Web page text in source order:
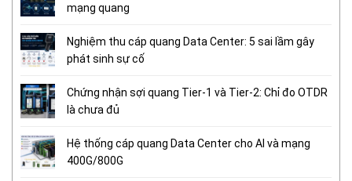
mạng quang
Nghiệm thu cáp quang Data Center: 5 sai lầm gây
phát sinh sự cố
Chứng nhận sợi quang Tier-1 và Tier-2: Chỉ đo OTDR
là chưa đủ
Hệ thống cáp quang Data Center cho AI và mạng
400G/800G